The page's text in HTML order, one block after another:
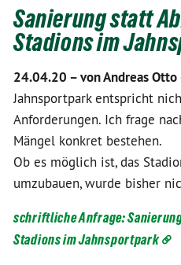
Sanierung statt
Stadions im
24.04.20 –von Andreas Otto
Jahnsportpark entspricht
Anforderungen. Ich frage
Mängel konkret bestehen.
Ob es möglich ist, das
umzubauen, wurde bisher
schriftliche Anfrage:
Stadions im Jahnsportpark